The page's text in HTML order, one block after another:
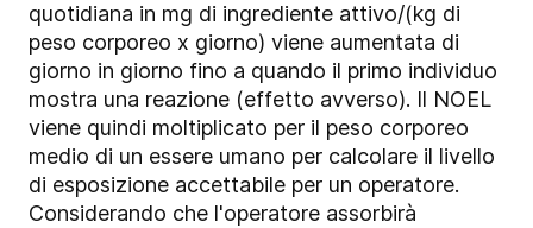
quotidiana in mg di ingrediente attivo/(kg di
peso corporeo x giorno) viene aumentata di
giorno in giorno fino a quando il primo individuo
mostra una reazione (effetto avverso). Il NOEL
viene quindi moltiplicato per il peso corporeo
medio di un essere umano per calcolare il livello
di esposizione accettabile per un operatore.
Considerando che l'operatore assorbirà